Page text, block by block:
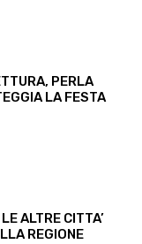
PERLA
LA FESTA
ALTRE CITTA’
REGIONE